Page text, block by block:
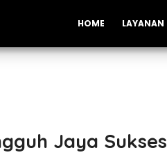
HOME LAYANAN
Jaya Sukses